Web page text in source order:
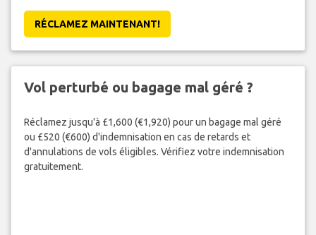
RÉCLAMEZ MAINTENANT!
Vol perturbé ou bagage mal géré ?
Réclamez jusqu'à £1,600 (€1,920) pour un bagage mal géré
ou £520 (€600) d'indemnisation en cas de retards et
d'annulations de vols éligibles. Vérifiez votre indemnisation
gratuitement.